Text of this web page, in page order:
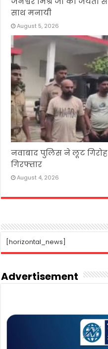
साथ मनायी
August 5, 2026
नवाबाद पुलिस ने लूट
गिरफ्तार
August 4, 2026
[horizontal_news]
Advertisement